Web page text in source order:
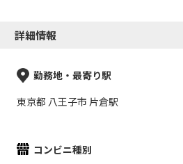
詳細情報
勤務地・最寄り駅
東京都 八王子市 片倉駅
コンビニ種別